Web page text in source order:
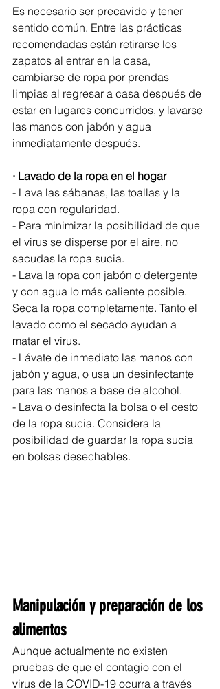
Es necesario ser precavido y tener
sentido común. Entre las prácticas
recomendadas están retirarse los
zapatos al entrar en la casa,
cambiarse de ropa por prendas
limpias al regresar a casa después de
estar en lugares concurridos, y lavarse
las manos con jabón y agua
inmediatamente después.
· Lavado de la ropa en el hogar
- Lava las sábanas, las toallas y la
ropa con regularidad.
- Para minimizar la posibilidad de que
el virus se disperse por el aire, no
sacudas la ropa sucia.
- Lava la ropa con jabón o detergente
y con agua lo más caliente posible.
Seca la ropa completamente. Tanto el
lavado como el secado ayudan a
matar el virus.
- Lávate de inmediato las manos con
jabón y agua, o usa un desinfectante
para las manos a base de alcohol.
- Lava o desinfecta la bolsa o el cesto
de la ropa sucia. Considera la
posibilidad de guardar la ropa sucia
en bolsas desechables.
Manipulación y preparación de los
alimentos
Aunque actualmente no existen
pruebas de que el contagio con el
virus de la COVID-19 ocurra a través